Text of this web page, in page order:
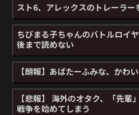
スト6、アレックスのトレーラー
ちびまる子ちゃんのバトルロイ
後まで読めない
【朗報】あばたーふみな、かわ
【悲報】 海外のオタク、「先輩
戦争を始めてしまう